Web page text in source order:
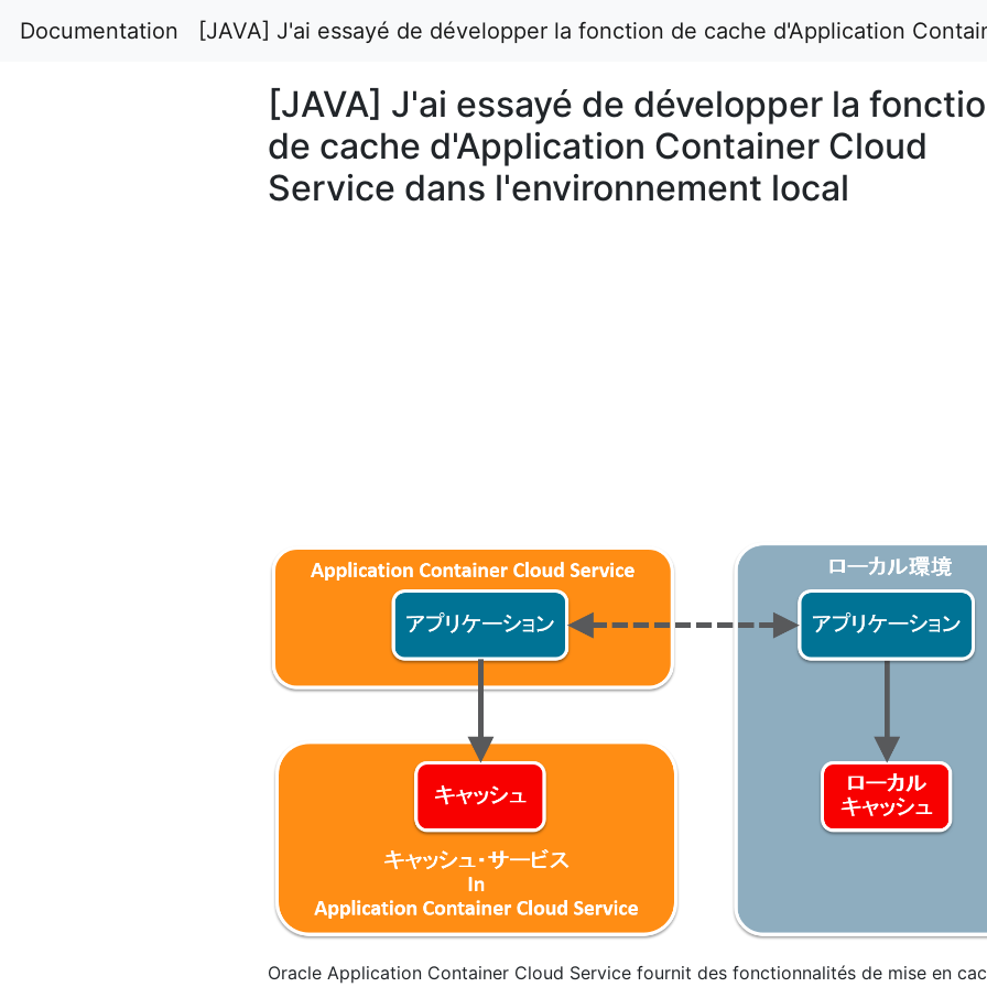
Documentation [JAVA] J'ai essayé de développer la fonction de cache d'Application
[JAVA] J'ai essayé de développer la
de cache d'Application Container Cloud
Service dans l'environnement local
Oracle Application Container Cloud Service fournit des fonctionnalités de mise en